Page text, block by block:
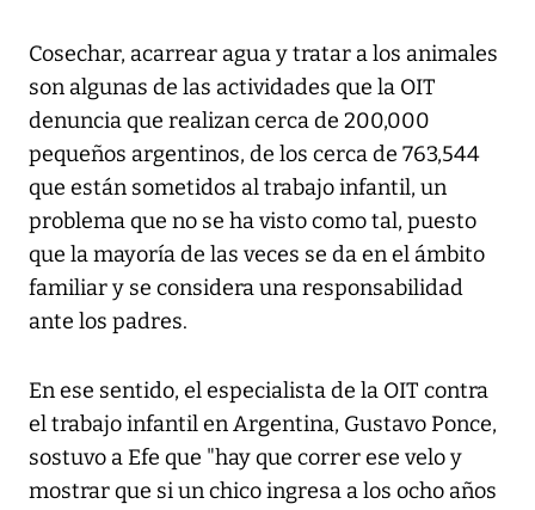
Cosechar, acarrear agua y tratar a los animales
son algunas de las actividades que la OIT
denuncia que realizan cerca de 200,000
pequeños argentinos, de los cerca de 763,544
que están sometidos al trabajo infantil, un
problema que no se ha visto como tal, puesto
que la mayoría de las veces se da en el ámbito
familiar y se considera una responsabilidad
ante los padres.
En ese sentido, el especialista de la OIT contra
el trabajo infantil en Argentina, Gustavo Ponce,
sostuvo a Efe que "hay que correr ese velo y
mostrar que si un chico ingresa a los ocho años